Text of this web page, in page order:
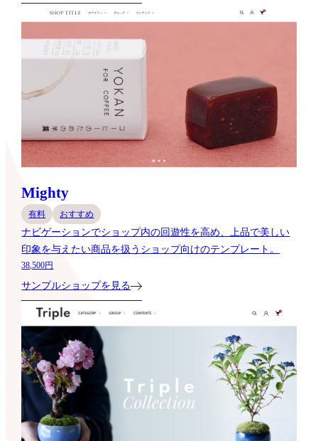
Mighty
有料 おすすめ
ナビゲーションでショップ内の回遊性を高め、上品で美しい
印象を与えたい商品を扱うショップ向けのテンプレート。
38,500円
サンプルショップを見る